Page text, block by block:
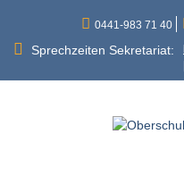
content
0441-983 71 40
Sprechzeiten Sekretariat: